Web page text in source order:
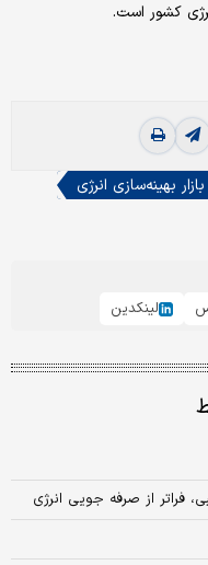
کشور است.
بازار بهینه‏‏‌سازی انرژی
لینکدین
فراتر از صرفه‏ جویی انرژی